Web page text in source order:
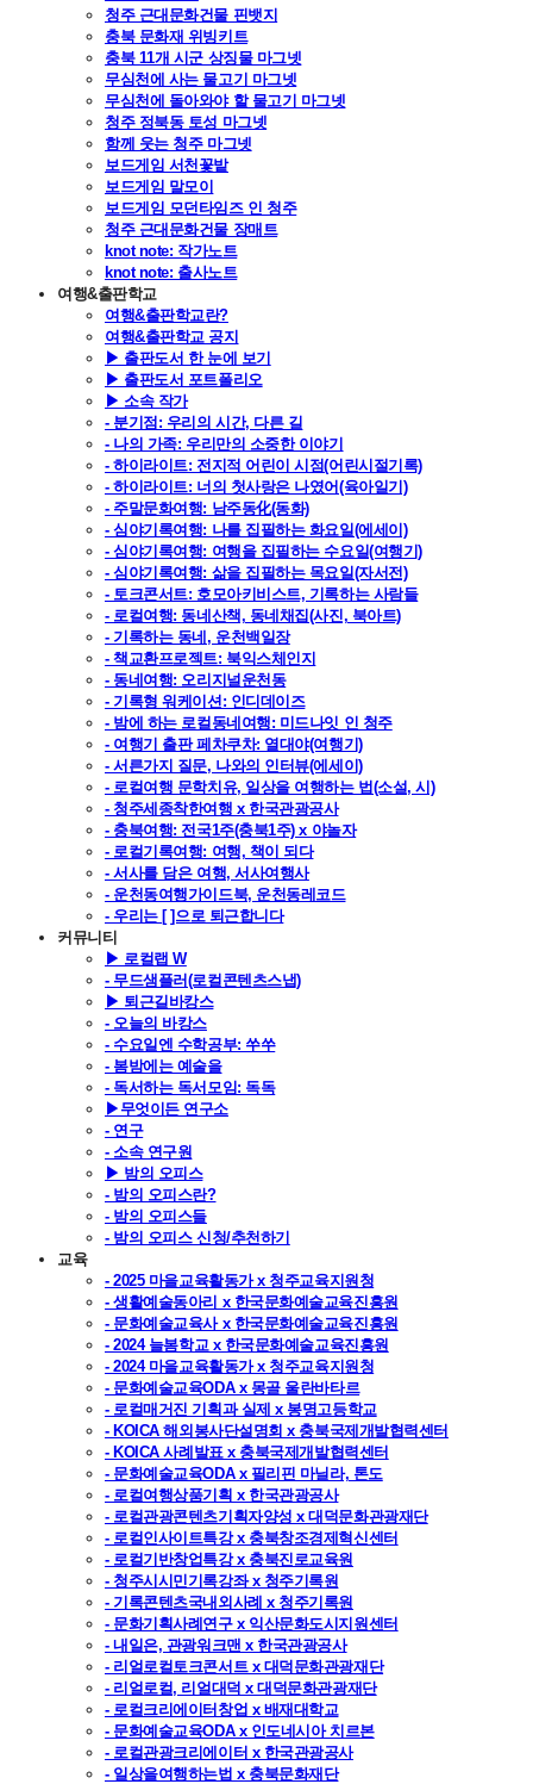
청주 근대문화건물 핀뱃지
충북 문화재 위빙키트
충북 11개 시군 상징물 마그넷
무심천에 사는 물고기 마그넷
무심천에 돌아와야 할 물고기 마그넷
청주 정북동 토성 마그넷
함께 웃는 청주 마그넷
보드게임 서천꽃밭
보드게임 말모이
보드게임 모던타임즈 인 청주
청주 근대문화건물 장매트
knot note: 작가노트
knot note: 출사노트
여행&출판학교
여행&출판학교란?
여행&출판학교 공지
▶ 출판도서 한 눈에 보기
▶ 출판도서 포트폴리오
▶ 소속 작가
- 분기점: 우리의 시간, 다른 길
- 나의 가족: 우리만의 소중한 이야기
- 하이라이트: 전지적 어린이 시점(어린시절기록)
- 하이라이트: 너의 첫사랑은 나였어(육아일기)
- 주말문화여행: 남주동化(동화)
- 심야기록여행: 나를 집필하는 화요일(에세이)
- 심야기록여행: 여행을 집필하는 수요일(여행기)
- 심야기록여행: 삶을 집필하는 목요일(자서전)
- 토크콘서트: 호모아키비스트, 기록하는 사람들
- 로컬여행: 동네산책, 동네채집(사진, 북아트)
- 기록하는 동네, 운천백일장
- 책교환프로젝트: 북익스체인지
- 동네여행: 오리지널운천동
- 기록형 워케이션: 인디데이즈
- 밤에 하는 로컬동네여행: 미드나잇 인 청주
- 여행기 출판 페차쿠차: 열대야(여행기)
- 서른가지 질문, 나와의 인터뷰(에세이)
- 로컬여행 문학치유, 일상을 여행하는 법(소설, 시)
- 청주세종착한여행 x 한국관광공사
- 충북여행: 전국1주(충북1주) x 야놀자
- 로컬기록여행: 여행, 책이 되다
- 서사를 담은 여행, 서사여행사
- 운천동여행가이드북, 운천동레코드
- 우리는 [ ]으로 퇴근합니다
커뮤니티
▶ 로컬랩 W
- 무드샘플러(로컬콘텐츠스냅)
▶ 퇴근길바캉스
- 오늘의 바캉스
- 수요일엔 수학공부: 쑤쑤
- 봄밤에는 예술을
- 독서하는 독서모임: 독독
▶무엇이든 연구소
- 연구
- 소속 연구원
▶ 밤의 오피스
- 밤의 오피스란?
- 밤의 오피스들
- 밤의 오피스 신청/추천하기
교육
- 2025 마을교육활동가 x 청주교육지원청
- 생활예술동아리 x 한국문화예술교육진흥원
- 문화예술교육사 x 한국문화예술교육진흥원
- 2024 늘봄학교 x 한국문화예술교육진흥원
- 2024 마을교육활동가 x 청주교육지원청
- 문화예술교육ODA x 몽골 울란바타르
- 로컬매거진 기획과 실제 x 봉명고등학교
- KOICA 해외봉사단설명회 x 충북국제개발협력센터
- KOICA 사례발표 x 충북국제개발협력센터
- 문화예술교육ODA x 필리핀 마닐라, 톤도
- 로컬여행상품기획 x 한국관광공사
- 로컬관광콘텐츠기획자양성 x 대덕문화관광재단
- 로컬인사이트특강 x 충북창조경제혁신센터
- 로컬기반창업특강 x 충북진로교육원
- 청주시시민기록강좌 x 청주기록원
- 기록콘텐츠국내외사례 x 청주기록원
- 문화기획사례연구 x 익산문화도시지원센터
- 내일은, 관광워크맨 x 한국관광공사
- 리얼로컬토크콘서트 x 대덕문화관광재단
- 리얼로컬, 리얼대덕 x 대덕문화관광재단
- 로컬크리에이터창업 x 배재대학교
- 문화예술교육ODA x 인도네시아 치르본
- 로컬관광크리에이터 x 한국관광공사
- 일상을여행하는법 x 충북문화재단